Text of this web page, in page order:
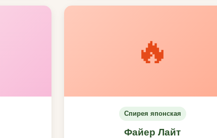
🔥
Спирея японская
Файер Лайт